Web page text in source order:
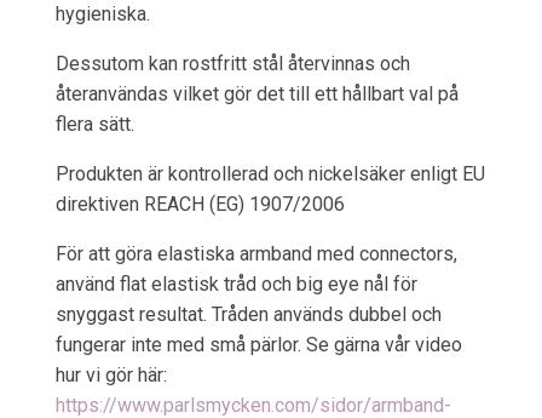
hygieniska.
Dessutom kan rostfritt stål återvinnas och
återanvändas vilket gör det till ett hållbart val på
flera sätt.
Produkten är kontrollerad och nickelsäker enligt EU
direktiven REACH (EG) 1907/2006
För att göra elastiska armband med connectors,
använd flat elastisk tråd och big eye nål för
snyggast resultat. Tråden används dubbel och
fungerar inte med små pärlor. Se gärna vår video
hur vi gör här:
https://www.parlsmycken.com/sidor/armband-